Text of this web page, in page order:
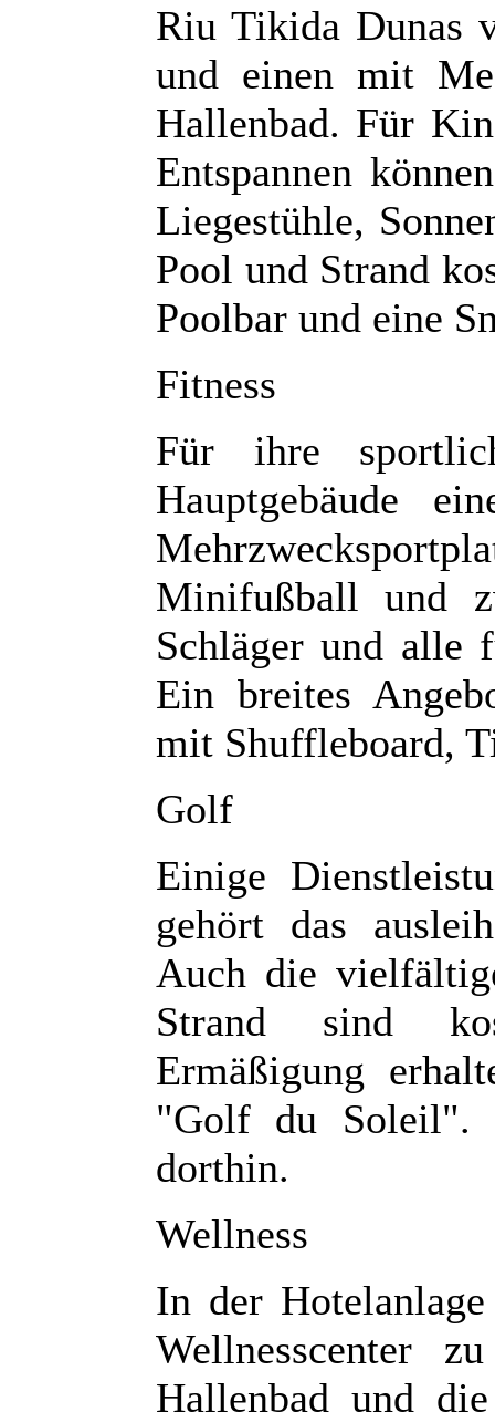
Riu Tikida Dunas
und einen mit
Hallenbad. Für
Entspannen
Liegestühle,
Pool und Strand
Poolbar und eine
Fitness
Für ihre
Hauptgebäude
Minifußball und
Schläger und alle
Ein breites
mit Shuffleboard,
Golf
Einige
gehört das
Auch die
Strand sind
Ermäßigung
"Golf du Soleil".
dorthin.
Wellness
In der
Wellnesscenter
Hallenbad und